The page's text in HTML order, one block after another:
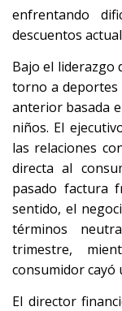
enfrentando
descuentos
Bajo el liderazgo
torno a deportes
anterior basada
niños. El
las relaciones
directa al
pasado factura
sentido, el
términos
trimestre,
consumidor cayó
El director